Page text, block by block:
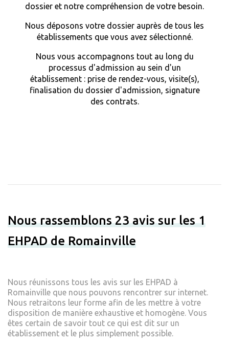
dossier et notre compréhension de votre besoin.
Nous déposons votre dossier auprès de tous les
établissements que vous avez sélectionné.
Nous vous accompagnons tout au long du
processus d'admission au sein d'un
établissement : prise de rendez-vous, visite(s),
finalisation du dossier d'admission, signature
des contrats.
Nous rassemblons 23 avis sur les 1
EHPAD de Romainville
Nous réunissons tous les avis sur les EHPAD à
Romainville que nous pouvons rencontrer sur internet.
Nous retraitons leur forme afin de les mettre à votre
disposition de manière exhaustive et homogène. Vous
êtes certain de savoir tout ce qui est dit sur un
établissement et le plus simplement possible.